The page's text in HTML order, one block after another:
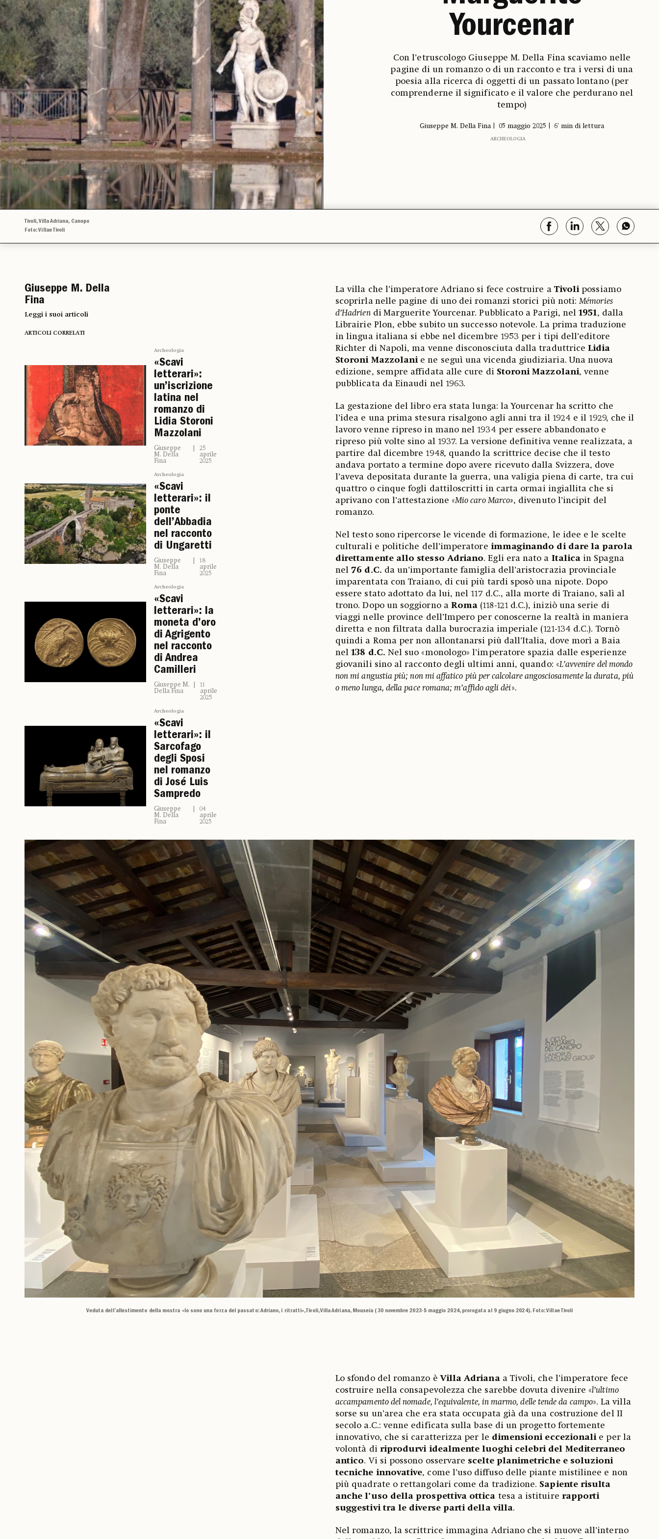
Yourcenar
Con l’etruscologo Giuseppe M. Della Fina scaviamo nelle
pagine di un romanzo o di un racconto e tra i versi di una
poesia alla ricerca di oggetti di un passato lontano (per
comprenderne il significato e il valore che perdurano nel
tempo)
Giuseppe M. Della Fina 05 maggio 2025 6' min di lettura
ARCHEOLOGIA
Tivoli, Villa Adriana, Canopo
Foto: Villae Tivoli
Giuseppe M. Della
Fina
Leggi i suoi articoli
ARTICOLI CORRELATI
Archeologia
«Scavi
letterari»:
un’iscrizione
latina nel
romanzo di
Lidia Storoni
Mazzolani
Giuseppe
M. Della
Fina
25
aprile
2025
Archeologia
«Scavi
letterari»: il
ponte
dell’Abbadia
nel racconto
di Ungaretti
Giuseppe
M. Della
Fina
18
aprile
2025
Archeologia
«Scavi
letterari»: la
moneta d’oro
di Agrigento
nel racconto
di Andrea
Camilleri
Giuseppe M.
Della Fina
11
aprile
2025
Archeologia
«Scavi
letterari»: il
Sarcofago
degli Sposi
nel romanzo
di José Luis
Sampredo
Giuseppe
M. Della
Fina
04
aprile
2025
La villa che l’imperatore Adriano si fece costruire a Tivolipossiamo
scoprirla nelle pagine di uno dei romanzi storici più noti:Mémories
d’Hadriendi Marguerite Yourcenar. Pubblicato a Parigi, nel1951, dalla
Librairie Plon, ebbe subito un successo notevole. La prima traduzione
in lingua italiana si ebbe nel dicembre 1953 per i tipi dell’editore
Richter di Napoli, ma venne disconosciuta dalla traduttriceLidia
Storoni Mazzolanie ne seguì una vicenda giudiziaria. Una nuova
edizione, sempre affidata alle cure di Storoni Mazzolani, venne
pubblicata da Einaudi nel 1963.
La gestazione del libro era stata lunga: la Yourcenar ha scritto che
l’idea e una prima stesura risalgono agli anni tra il 1924 e il 1929, che il
lavoro venne ripreso in mano nel 1934 per essere abbandonato e
ripreso più volte sino al 1937. La versione definitiva venne realizzata, a
partire dal dicembre 1948, quando la scrittrice decise che il testo
andava portato a termine dopo avere ricevuto dalla Svizzera, dove
l’aveva depositata durante la guerra, una valigia piena di carte, tra cui
quattro o cinque fogli dattiloscritti in carta ormai ingiallita che si
aprivano con l’attestazione «Mio caro Marco», divenuto l’incipit del
romanzo.
Nel testo sono ripercorse le vicende di formazione, le idee e le scelte
culturali e politiche dell’imperatore immaginando di dare la parola
direttamente allo stesso Adriano. Egli era nato a Italica in Spagna
nel 76 d.C. da un’importante famiglia dell’aristocrazia provinciale
imparentata con Traiano, di cui più tardi sposò una nipote. Dopo
essere stato adottato da lui, nel 117 d.C., alla morte di Traiano, salì al
trono. Dopo un soggiorno a Roma (118-121 d.C.), iniziò una serie di
viaggi nelle province dell’Impero per conoscerne la realtà in maniera
diretta e non filtrata dalla burocrazia imperiale (121-134 d.C.). Tornò
quindi a Roma per non allontanarsi più dall’Italia, dove morì a Baia
nel138 d.C. Nel suo «monologo» l’imperatore spazia dalle esperienze
giovanili sino al racconto degli ultimi anni, quando: «L’avvenire del mondo
non mi angustia più; non mi affatico più per calcolare angosciosamente la durata, più
o meno lunga, della pace romana; m’affido agli dèi».
Veduta dell’allestimento della mostra «Io sono una forza del passato: Adriano, i ritratti», Tivoli, Villa Adriana, Mouseia (30 novembre 2023-5 maggio 2024, prorogata al 9 giugno 2024). Foto: Villae Tivoli
Lo sfondo del romanzo è Villa Adrianaa Tivoli, che l’imperatore fece
costruire nella consapevolezza che sarebbe dovuta divenire «l’ultimo
accampamento del nomade, l’equivalente, in marmo, delle tende da campo». La villa
sorse su un’area che era stata occupata già da una costruzione del II
secolo a.C.: venne edificata sulla base di un progetto fortemente
innovativo, che si caratterizza per le dimensioni eccezionalie per la
volontà di riprodurvi idealmente luoghi celebri del Mediterraneo
antico. Vi si possono osservare scelte planimetriche e soluzioni
tecniche innovative, come l’uso diffuso delle piante mistilinee e non
più quadrate o rettangolari come da tradizione. Sapiente risulta
anche l’uso della prospettiva ottica tesa a istituire rapporti
suggestivi tra le diverse parti della villa.
Nel romanzo, la scrittrice immagina Adriano che si muove all’interno